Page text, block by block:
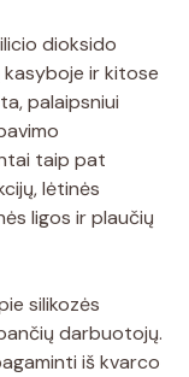
dioksido
ir kitose
palaipsniui
taip pat
lėtinės
ligos ir plaučių
silikozės
darbuotojų.
iš kvarco